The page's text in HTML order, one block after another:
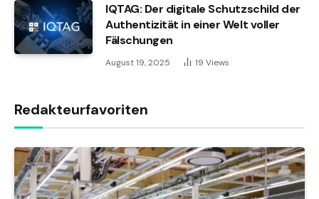
IQTAG: Der digitale Schutzschild der
Authentizität in einer Welt voller
Fälschungen
August 19, 2025 19 Views
Redakteurfavoriten